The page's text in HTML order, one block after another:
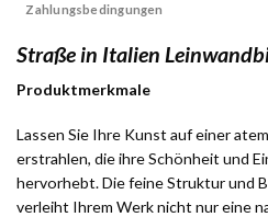
Zahlungsbedingungen
Straße in Italien
Produktmerkmale
Lassen Sie Ihre Kunst auf einer
erstrahlen, die ihre Schönheit und
hervorhebt. Die feine Struktur und
verleiht Ihrem Werk nicht nur eine